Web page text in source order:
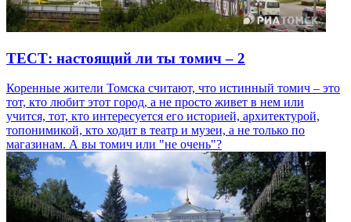
ТЕСТ: настоящий ли ты томич – 2
Коренные жители Томска считают, что истинный томич – это
тот, кто любит этот город, а не просто живет в нем или
учится, тот, кто интересуется его историей, архитектурой,
топонимикой, кто ходит в театр и музеи, а не только по
магазинам. А вы томич или "не очень"?